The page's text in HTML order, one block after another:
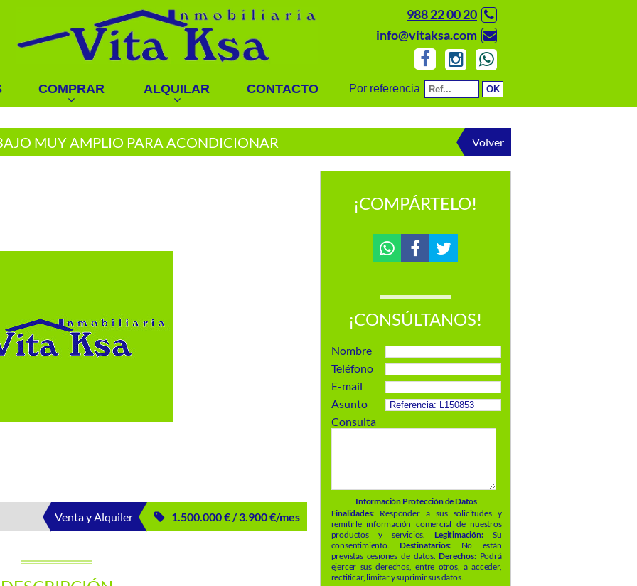
988 22 00 20
info@vitaksa.com
COMPRAR ALQUILAR CONTACTO Por referencia
MUY AMPLIO PARA ACONDICIONAR Volver
Venta y Alquiler 1.500.000 € / 3.900 €/mes
¡COMPÁRTELO!
¡CONSÚLTANOS!
Nombre
Teléfono
E-mail
Asunto
Consulta
Información Protección de Datos
Finalidades: Responder a sus solicitudes y
remitirle información comercial de nuestros
productos y servicios.Legitimación:Su
consentimiento. Destinatarios: No están
previstas cesiones de datos.Derechos:Podrá
ejercer sus derechos, entre otros, a acceder,
rectificar, limitar y suprimir sus datos.